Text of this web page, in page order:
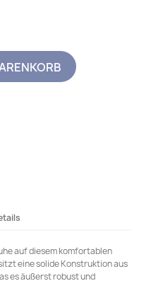
auf diesem komfortablen
eine solide Konstruktion aus
es äußerst robust und